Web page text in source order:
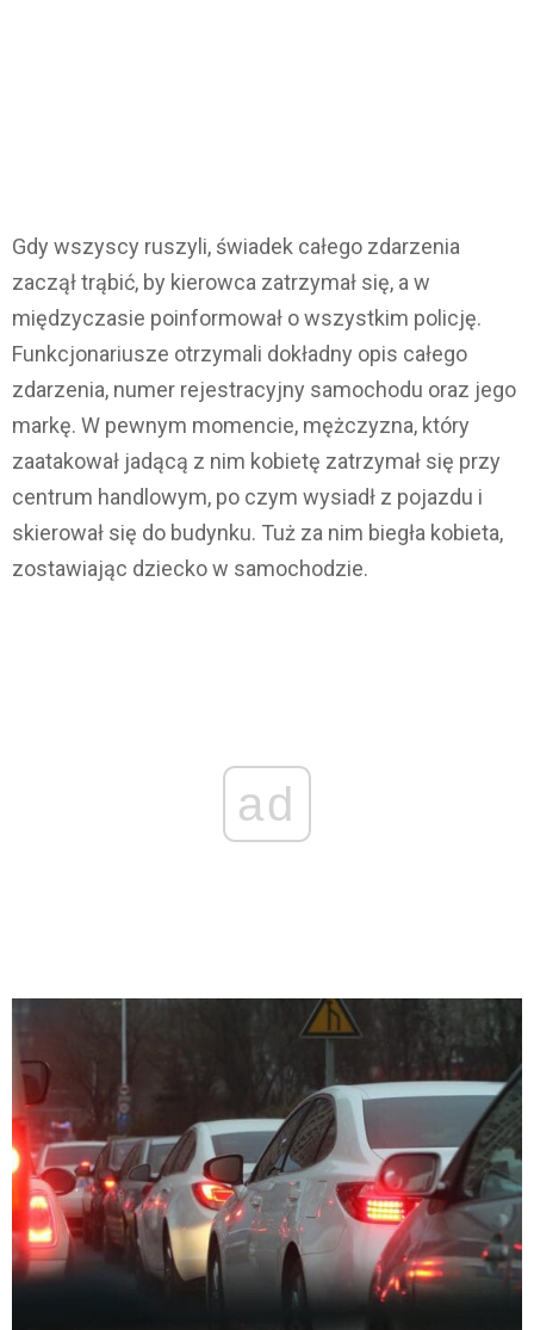
Gdy wszyscy ruszyli, świadek całego zdarzenia
zaczął trąbić, by kierowca zatrzymał się, a w
międzyczasie poinformował o wszystkim policję.
Funkcjonariusze otrzymali dokładny opis całego
zdarzenia, numer rejestracyjny samochodu oraz jego
markę. W pewnym momencie, mężczyzna, który
zaatakował jadącą z nim kobietę zatrzymał się przy
centrum handlowym, po czym wysiadł z pojazdu i
skierował się do budynku. Tuż za nim biegła kobieta,
zostawiając dziecko w samochodzie.
ad